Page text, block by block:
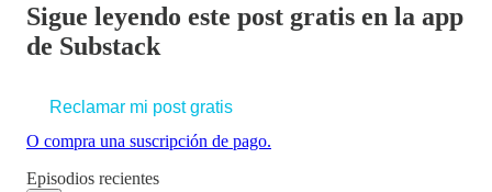
Sigue leyendo este post gratis en la app
de Substack
Reclamar mi post gratis
O compra una suscripción de pago.
Episodios recientes